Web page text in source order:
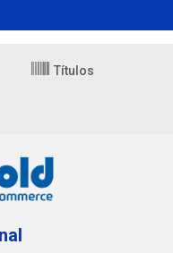
Títulos